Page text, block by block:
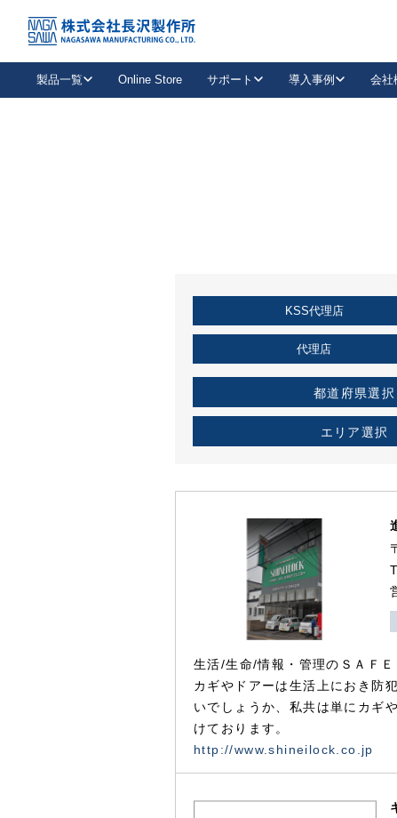
製品一覧
キーレックスを品番からお探しいただけます。
Online Store サポート
取扱店情報
お役立ち情報
導入事例
企業様採用事例
会社
KSS加盟店・取扱店情報
店舗一覧
KSS代理店
代理店
都道府県選択
エリア選択
生活/生命/情報・管理のＳＡＦＥ
カギやドアーは生活上におき防
いでしょうか、私共は単にカギ
けております。
http://www.shineilock.co.jp